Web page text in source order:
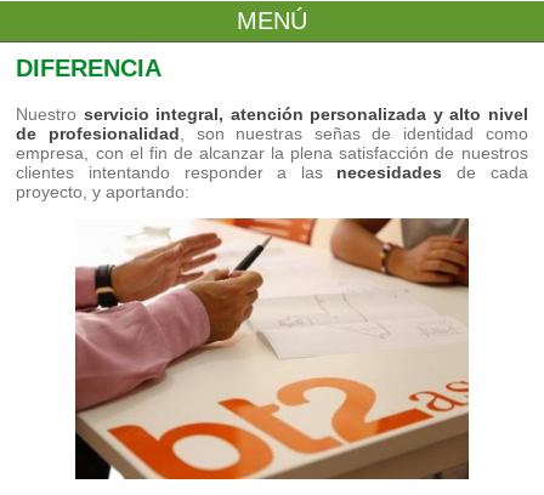
MENÚ
DIFERENCIA
Nuestro servicio integral, atención personalizada y alto nivel
de profesionalidad , son nuestras señas de identidad como
empresa, con el fin de alcanzar la plena satisfacción de nuestros
clientes intentando responder a las necesidades de cada
proyecto, y aportando: